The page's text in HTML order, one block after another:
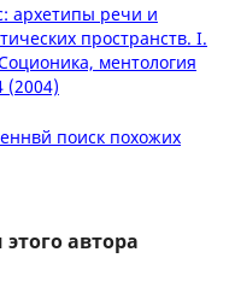
архетипы речи и
пространств. I.
ментология
(2004)
поиск похожих
автора